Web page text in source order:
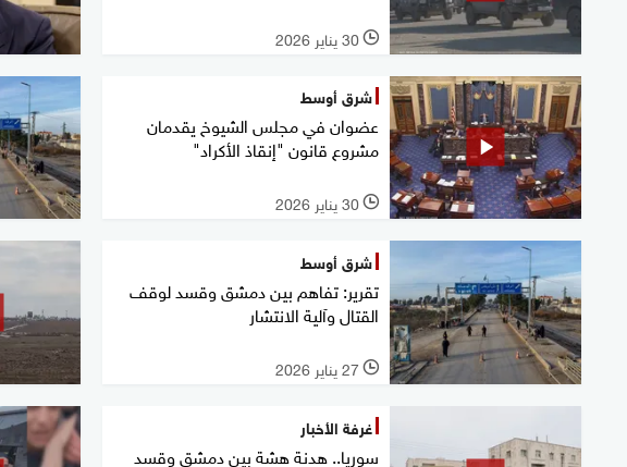
l 30 يناير 2026
شرق أوسط
عضوان في مجلس الشيوخ يقدمان
مشروع قانون "إنقاذ الأكراد"
l 30 يناير 2026
شرق أوسط
تقرير: تفاهم بين دمشق وقسد لوقف
القتال وآلية الانتشار
l 27 يناير 2026
غرفة الأخبار
سوريا.. هدنة هشة بين دمشق وقسد